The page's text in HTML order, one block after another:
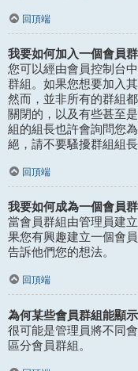
回頂端
我要如何加入一個會員
您可以經由會員控制台
群組。如果您想要加入
然而，並非所有的群組
關閉的，以及有些甚至
組的組長也許會詢問您
絕，請不要騷擾群組組
回頂端
我要如何成為一個會員
當會員群組由管理員建
果您有興趣建立一個會
告訴他們您的想法。
回頂端
為何某些會員群組能顯
很可能是管理員將不同
區分會員群組。